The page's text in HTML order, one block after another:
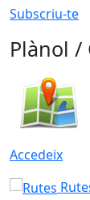
Subscriu-te
Plànol /
Accedeix